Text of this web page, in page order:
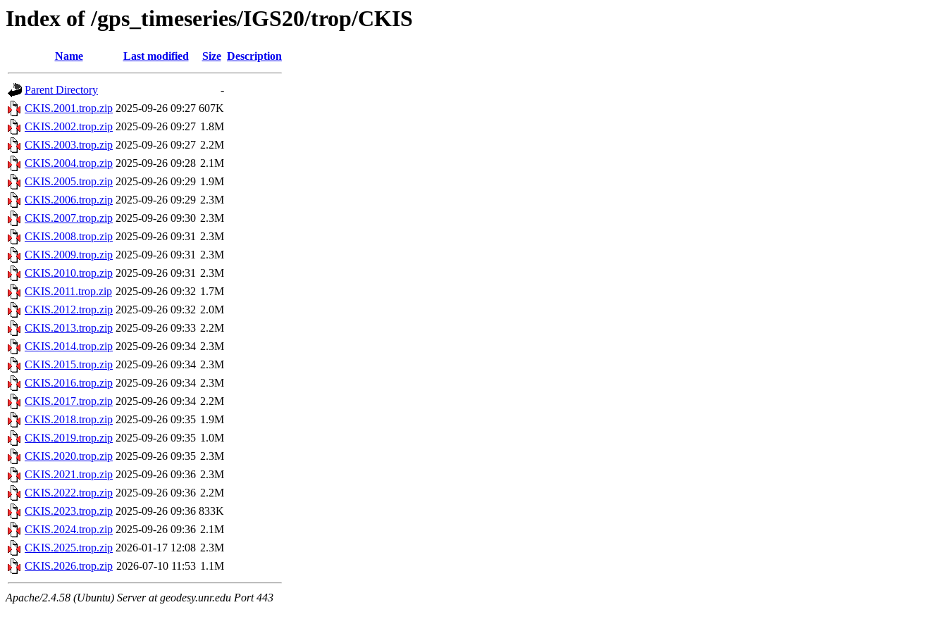
Index of /gps_timeseries/IGS20/trop/CKIS
Name Last modified Size Description
Parent Directory
-
CKIS.2001.trop.zip 2025-09-26 09:27 607K
CKIS.2002.trop.zip 2025-09-26 09:27 1.8M
CKIS.2003.trop.zip 2025-09-26 09:27 2.2M
CKIS.2004.trop.zip 2025-09-26 09:28 2.1M
CKIS.2005.trop.zip 2025-09-26 09:29 1.9M
CKIS.2006.trop.zip 2025-09-26 09:29 2.3M
CKIS.2007.trop.zip 2025-09-26 09:30 2.3M
CKIS.2008.trop.zip 2025-09-26 09:31 2.3M
CKIS.2009.trop.zip 2025-09-26 09:31 2.3M
CKIS.2010.trop.zip 2025-09-26 09:31 2.3M
CKIS.2011.trop.zip 2025-09-26 09:32 1.7M
CKIS.2012.trop.zip 2025-09-26 09:32 2.0M
CKIS.2013.trop.zip 2025-09-26 09:33 2.2M
CKIS.2014.trop.zip 2025-09-26 09:34 2.3M
CKIS.2015.trop.zip 2025-09-26 09:34 2.3M
CKIS.2016.trop.zip 2025-09-26 09:34 2.3M
CKIS.2017.trop.zip 2025-09-26 09:34 2.2M
CKIS.2018.trop.zip 2025-09-26 09:35 1.9M
CKIS.2019.trop.zip 2025-09-26 09:35 1.0M
CKIS.2020.trop.zip 2025-09-26 09:35 2.3M
CKIS.2021.trop.zip 2025-09-26 09:36 2.3M
CKIS.2022.trop.zip 2025-09-26 09:36 2.2M
CKIS.2023.trop.zip 2025-09-26 09:36 833K
CKIS.2024.trop.zip 2025-09-26 09:36 2.1M
CKIS.2025.trop.zip 2026-01-17 12:08 2.3M
CKIS.2026.trop.zip 2026-07-10 11:53 1.1M
Apache/2.4.58 (Ubuntu) Server at geodesy.unr.edu Port 443